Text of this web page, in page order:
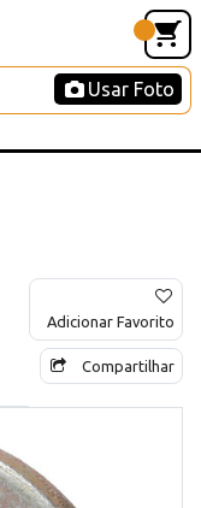
Usar Foto
Adicionar Favorito
Compartilhar